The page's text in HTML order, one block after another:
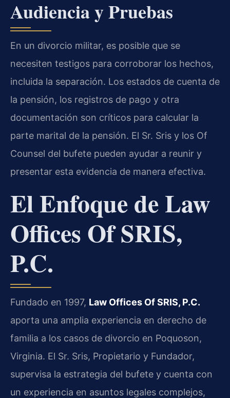
Audiencia y Pruebas
En un divorcio militar, es posible que se
necesiten testigos para corroborar los hechos,
incluida la separación. Los estados de cuenta de
la pensión, los registros de pago y otra
documentación son críticos para calcular la
parte marital de la pensión. El Sr. Sris y los Of
Counsel del bufete pueden ayudar a reunir y
presentar esta evidencia de manera efectiva.
El Enfoque de Law
Offices Of SRIS,
P.C.
Fundado en 1997, Law Offices Of SRIS, P.C.
aporta una amplia experiencia en derecho de
familia a los casos de divorcio en Poquoson,
Virginia. El Sr. Sris, Propietario y Fundador,
supervisa la estrategia del bufete y cuenta con
un experiencia en asuntos legales complejos,